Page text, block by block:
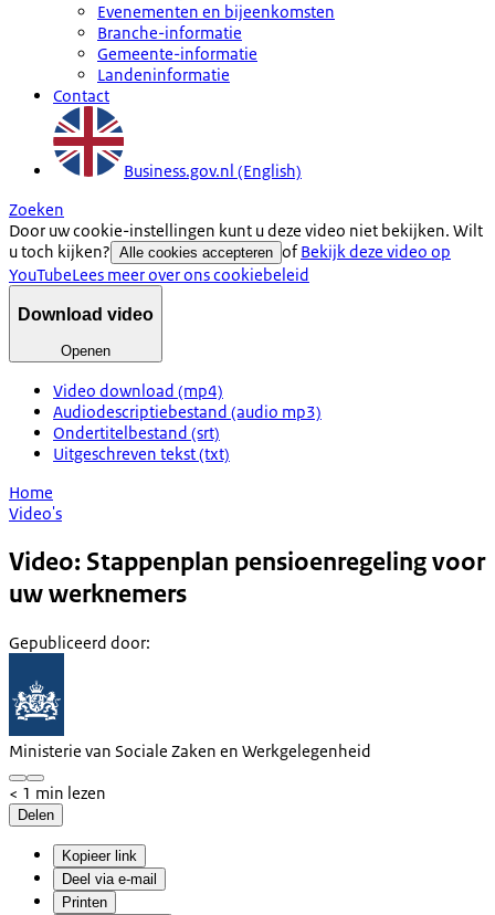
Evenementen en bijeenkomsten
Branche-informatie
Gemeente-informatie
Landeninformatie
Contact
Business.gov.nl (English)
Zoeken
Door uw cookie-instellingen kunt u deze video niet bekijken. Wilt
u toch kijken? Alle cookies accepteren of Bekijk deze video op
YouTubeLees meer over ons cookiebeleid
Download video
Openen
Video download (mp4)
Audiodescriptiebestand (audio mp3)
Ondertitelbestand (srt)
Uitgeschreven tekst (txt)
Home
Video's
Video: Stappenplan pensioenregeling voor
uw werknemers
Gepubliceerd door:
Ministerie van Sociale Zaken en Werkgelegenheid
< 1 min lezen
Delen
Kopieer link
Deel via e-mail
Printen